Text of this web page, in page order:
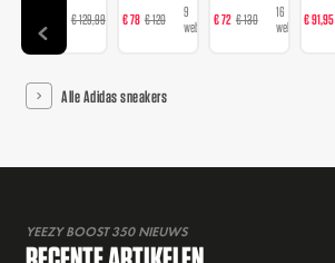
€ 129,99
14
webshops
€ 78 € 120
9
webshops€ 72 € 130
16
webshops€ 91,95
Alle Adidas sneakers
YEEZY BOOST 350 NIEUWS